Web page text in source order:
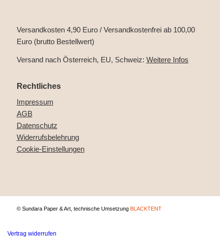
Versandkosten 4,90 Euro / Versandkostenfrei ab 100,00
Euro (brutto Bestellwert)
Versand nach Österreich, EU, Schweiz: Weitere Infos
Rechtliches
Impressum
AGB
Datenschutz
Widerrufsbelehrung
Cookie-Einstellungen
© Sundara Paper & Art, technische Umsetzung BLACKTENT
Vertrag widerrufen